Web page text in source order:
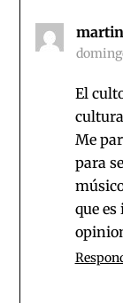
El
Me
para
que